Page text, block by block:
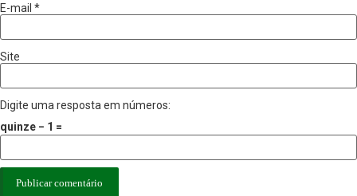
E-mail *
Site
Digite uma resposta em números:
quinze − 1 =